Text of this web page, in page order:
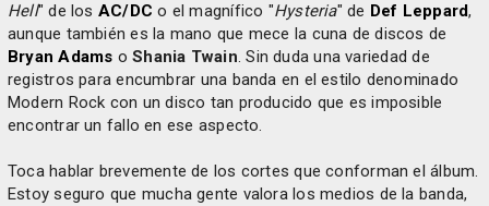
Hell" de los AC/DC o el magnífico "Hysteria" de Def Leppard,
aunque también es la mano que mece la cuna de discos de
Bryan Adams oShania Twain. Sin duda una variedad de
registros para encumbrar una banda en el estilo denominado
Modern Rock con un disco tan producido que es imposible
encontrar un fallo en ese aspecto.
Toca hablar brevemente de los cortes que conforman el álbum.
Estoy seguro que mucha gente valora los medios de la banda,